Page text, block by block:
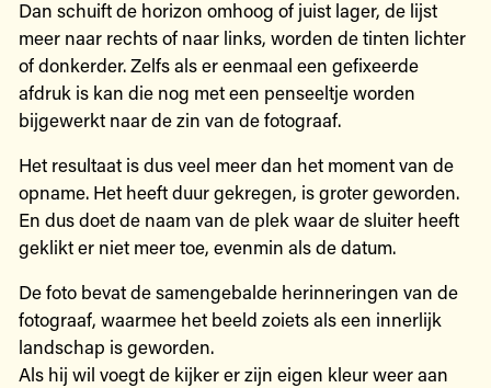
Dan schuift de horizon omhoog of juist lager, de lijst
meer naar rechts of naar links, worden de tinten lichter
of donkerder. Zelfs als er eenmaal een gefixeerde
afdruk is kan die nog met een penseeltje worden
bijgewerkt naar de zin van de fotograaf.
Het resultaat is dus veel meer dan het moment van de
opname. Het heeft duur gekregen, is groter geworden.
En dus doet de naam van de plek waar de sluiter heeft
geklikt er niet meer toe, evenmin als de datum.
De foto bevat de samengebalde herinneringen van de
fotograaf, waarmee het beeld zoiets als een innerlijk
landschap is geworden.
Als hij wil voegt de kijker er zijn eigen kleur weer aan